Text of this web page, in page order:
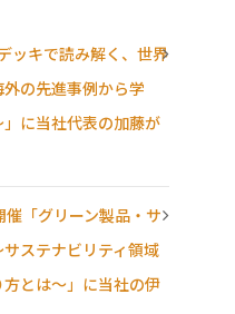
ッキで読み解く、世界
の先進事例から学
に当社代表の加藤が
催「グリーン製品・サ
ステナビリティ領域
とは〜」に当社の伊